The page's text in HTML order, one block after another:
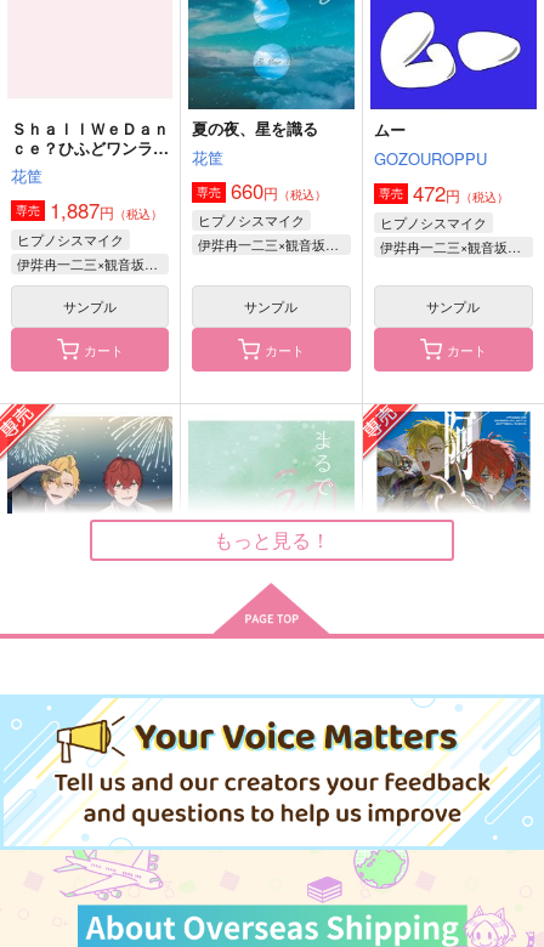
作品詳細 作品詳細
アルバートが泣いてる
兎にも角にも
787円（税込）
観音坂独歩×伊弉冉一二三
サンプル
作品詳細
にちにちこれこうじつ
rosyapple.
605円（税込）
伊弉冉一二三×観音坂独歩
サンプル
作品詳細
ALBUM TIC.
オルクナカ
787円（税込）
観音坂独歩×伊弉冉一二三
サンプル
作品詳細
永久指名、喜んで！
マキビシ
（税込）
伊弉冉一二三×観音坂独歩
550円（税込）
観音坂独歩×伊弉冉一二三
1番人気12.10倍
単勝1.7倍
629円（税込）
伊弉冉一二三×観音坂独歩
ＳｈａｌｌＷｅＤａｎ
ｃｅ？ひふどワンライ
まとめログ０3
花筐
専売 1,887円 （税込）
ヒプノシスマイク
伊弉冉一二三×観音坂独歩
サンプル
カート
夏の夜、星を識る
花筐
専売 660円 （税込）
ヒプノシスマイク
伊弉冉一二三×観音坂独歩
サンプル
カート
ムー
GOZOUROPPU
専売 472円 （税込）
ヒプノシスマイク
伊弉冉一二三×観音坂独歩
サンプル
カート
と
ポカポカ日和
専売 787円（税込）
ヒプノシスマイク
伊弉冉一二三×観音坂独歩
サンプル
カート
シャンロワ
944円（税込）
伊弉冉一二三×観音坂独歩
サンプル
ポッポコーン
専売 858円（税込）
ヒプノシスマイク
伊弉冉一二三×観音坂独歩
サンプル
もっと見る！